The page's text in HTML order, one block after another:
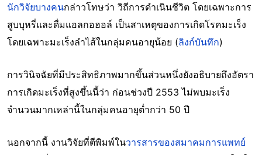
นักวิจัยบางคนกล่าวโทษว่า วิถีการดำเนินชีวิต โดยเฉพาะการ
สูบบุหรี่และดื่มแอลกอฮอล์ เป็นสาเหตุของการเกิดโรคมะเร็ง
โดยเฉพาะมะเร็งลำไส้ในกลุ่มคนอายุน้อย (ลิงก์บันทึก)
การวินิจฉัยที่มีประสิทธิภาพมากขึ้นส่วนหนึ่งยังอธิบายถึงอัตรา
การเกิดมะเร็งที่สูงขึ้นนี้ว่า ก่อนช่วงปี 2553 ไม่พบมะเร็ง
จำนวนมากเหล่านี้ในกลุ่มคนอายุต่ำกว่า 50 ปี
นอกจากนี้ งานวิจัยที่ตีพิมพ์ในวารสารของสมาคมการแพทย์